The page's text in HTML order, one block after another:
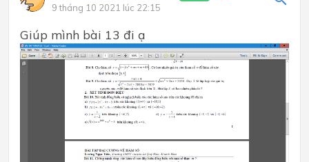
9 tháng 10 2021 lúc 22:15
Giúp mình bài 13 đi ạ